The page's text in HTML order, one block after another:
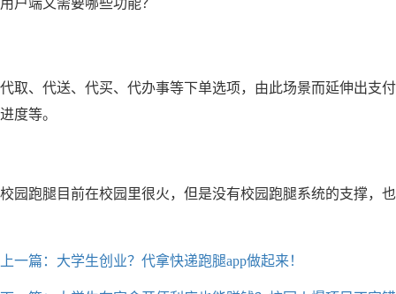
代取、代送、代买、代办事等下单选项，由此场景而延伸出支
进度等。
校园跑腿目前在校园里很火，但是没有校园跑腿系统的支撑，
上一篇：大学生创业？代拿快递跑腿app做起来！